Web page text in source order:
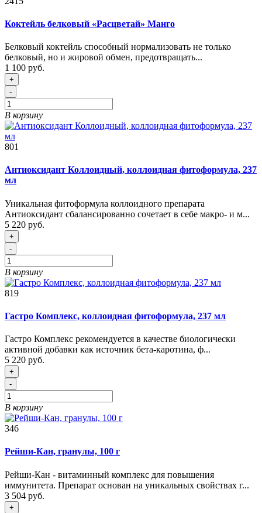
Коктейль белковый «Расцветай» Манго
Белковый коктейль способный нормализовать не только
белковый, но и жировой обмен, предотвращать...
1 100 руб.
+
-
В корзину
801
Антиоксидант Коллоидный, коллоидная фитоформула, 237
мл
Уникальная фитоформула коллоидного препарата
Антиоксидант сбалансированно сочетает в себе макро- и м...
5 220 руб.
+
-
В корзину
819
Гастро Комплекс, коллоидная фитоформула, 237 мл
Гастро Комплекс рекомендуется в качестве биологически
активной добавки как источник бета-каротина, ф...
5 220 руб.
+
-
В корзину
346
Рейши-Кан, гранулы, 100 г
Рейши-Кан - витаминный комплекс для повышения
иммунитета. Препарат основан на уникальных свойствах г...
3 504 руб.
+